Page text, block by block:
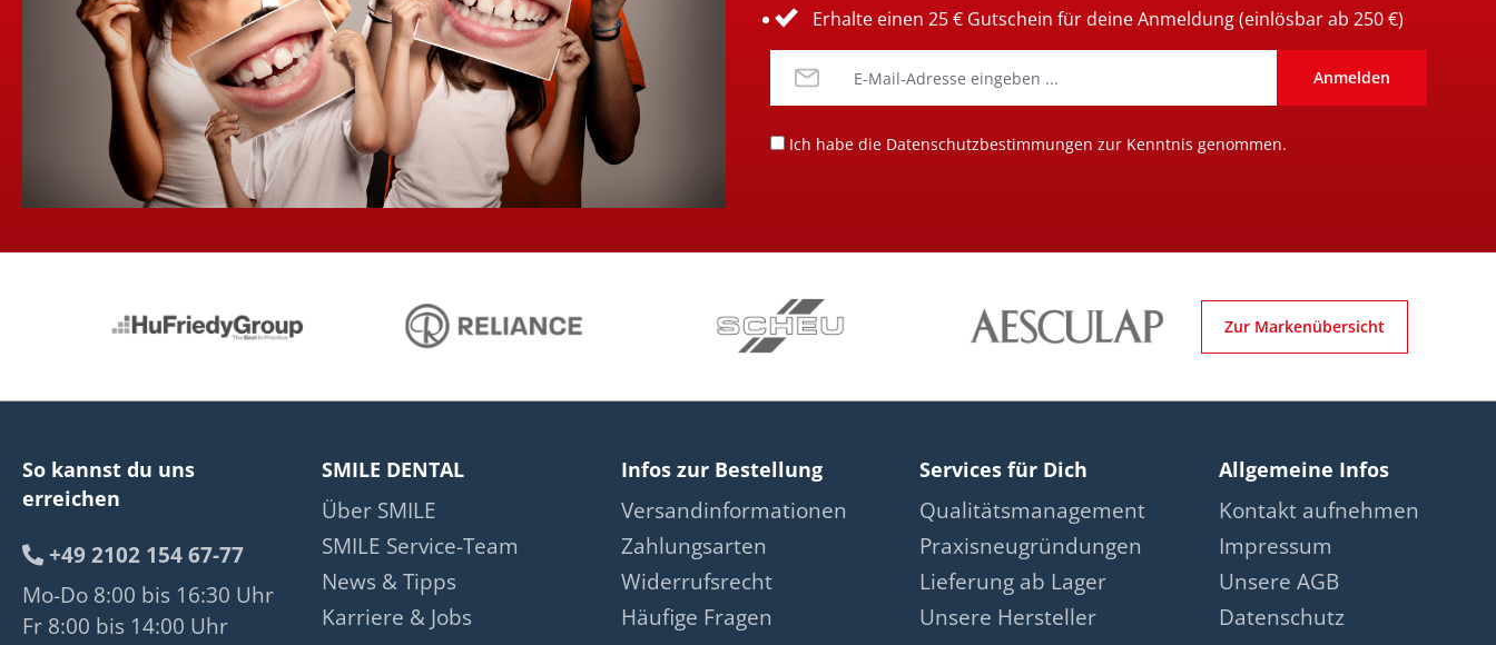
Erhalte einen 25 € Gutschein für deine Anmeldung (einlösbar ab 250 €)
Anmelden
Ich habe die Datenschutzbestimmungen zur Kenntnis genommen.
Zur Markenübersicht
So kannst du uns
erreichen
+49 2102 154 67-77
Mo-Do 8:00 bis 16:30 Uhr
Fr 8:00 bis 14:00 Uhr
SMILE DENTAL
Über SMILE
SMILE Service-Team
News & Tipps
Karriere & Jobs
Infos zur Bestellung
Versandinformationen
Zahlungsarten
Widerrufsrecht
Häufige Fragen
Services für Dich
Qualitätsmanagement
Praxisneugründungen
Lieferung ab Lager
Unsere Hersteller
Allgemeine Infos
Kontakt aufnehmen
Impressum
Unsere AGB
Datenschutz